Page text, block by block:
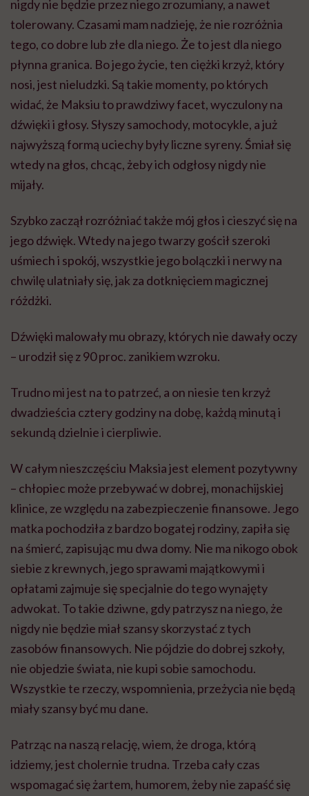
nigdy nie będzie przez niego zrozumiany, a nawet
tolerowany. Czasami mam nadzieję, że nie rozróżnia
tego, co dobre lub złe dla niego. Że to jest dla niego
płynna granica. Bo jego życie, ten ciężki krzyż, który
nosi, jest nieludzki. Są takie momenty, po których
widać, że Maksiu to prawdziwy facet, wyczulony na
dźwięki i głosy. Słyszy samochody, motocykle, a już
najwyższą formą uciechy były liczne syreny. Śmiał się
wtedy na głos, chcąc, żeby ich odgłosy nigdy nie
mijały.
Szybko zaczął rozróżniać także mój głos i cieszyć się na
jego dźwięk. Wtedy na jego twarzy gościł szeroki
uśmiech i spokój, wszystkie jego bolączki i nerwy na
chwilę ulatniały się, jak za dotknięciem magicznej
różdżki.
Dźwięki malowały mu obrazy, których nie dawały oczy
– urodził się z 90 proc. zanikiem wzroku.
Trudno mi jest na to patrzeć, a on niesie ten krzyż
dwadzieścia cztery godziny na dobę, każdą minutą i
sekundą dzielnie i cierpliwie.
W całym nieszczęściu Maksia jest element pozytywny
– chłopiec może przebywać w dobrej, monachijskiej
klinice, ze względu na zabezpieczenie finansowe. Jego
matka pochodziła z bardzo bogatej rodziny, zapiła się
na śmierć, zapisując mu dwa domy. Nie ma nikogo obok
siebie z krewnych, jego sprawami majątkowymi i
opłatami zajmuje się specjalnie do tego wynajęty
adwokat. To takie dziwne, gdy patrzysz na niego, że
nigdy nie będzie miał szansy skorzystać z tych
zasobów finansowych. Nie pójdzie do dobrej szkoły,
nie objedzie świata, nie kupi sobie samochodu.
Wszystkie te rzeczy, wspomnienia, przeżycia nie będą
miały szansy być mu dane.
Patrząc na naszą relację, wiem, że droga, którą
idziemy, jest cholernie trudna. Trzeba cały czas
wspomagać się żartem, humorem, żeby nie zapaść się